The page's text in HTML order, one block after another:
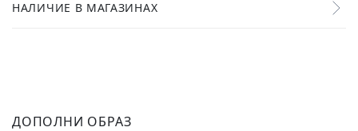
НАЛИЧИЕ В МАГАЗИНАХ
ДОПОЛНИ ОБРАЗ